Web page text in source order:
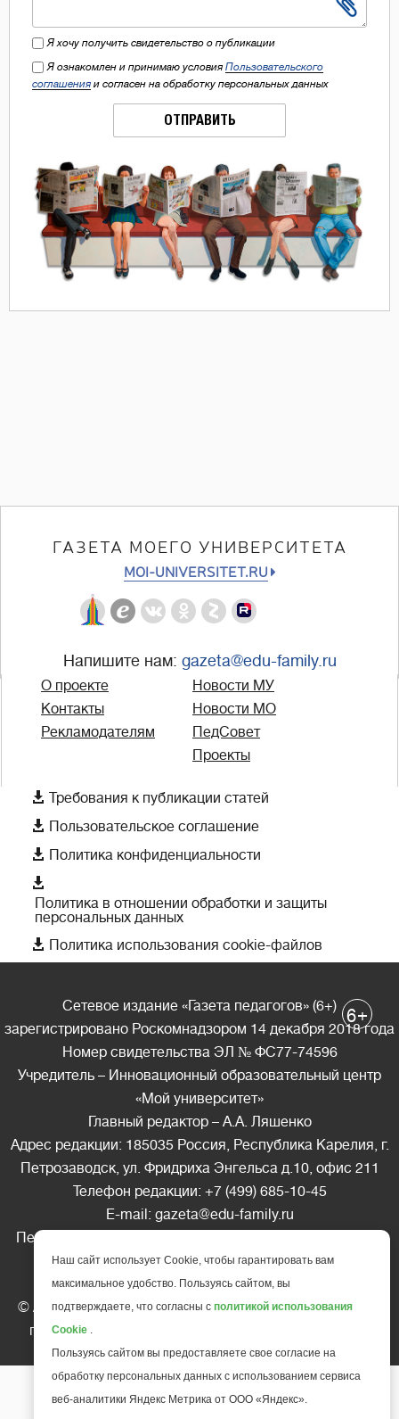
Я хочу получить свидетельство о публикации
Я ознакомлен и принимаю условия Пользовательского
соглашения и согласен на обработку персональных данных
ОТПРАВИТЬ
ГАЗЕТА МОЕГО УНИВЕРСИТЕТА
MOI-UNIVERSITET.RU
Напишите нам: gazeta@edu-family.ru
О проекте
Контакты
Рекламодателям
Новости МУ
Новости МО
ПедСовет
Проекты
 Требования к публикации статей
 Пользовательское соглашение
 Политика конфиденциальности

Политика в отношении обработки и защиты
персональных данных
 Политика использования cookie-файлов
Сетевое издание «Газета педагогов» (6+)
зарегистрировано Роскомнадзором 14 декабря 2018 года
Номер свидетельства ЭЛ № ФС77-74596
Учредитель – Инновационный образовательный центр
«Мой университет»
Главный редактор – А.А. Ляшенко
Адрес редакции: 185035 Россия, Республика Карелия, г.
Петрозаводск, ул. Фридриха Энгельса д.10, офис 211
Телефон редакции: +7 (499) 685-10-45
E-mail: gazeta@edu-family.ru
Перепечатка материалов газеты допускается только c
письменного разрешения редакции
Ссылка на «Газету педагогов» обязательна.
© АНО ДПО "Инновационный образовательный центр
повышения квалификации и переподготовки "
университет", 2025
6+
Наш сайт использует Cookie, чтобы гарантировать вам
максимальное удобство. Пользуясь сайтом, вы
подтверждаете, что согласны с политикой использования
Cookie .
Пользуясь сайтом вы предоставляете свое согласие на
обработку персональных данных с использованием сервиса
веб-аналитики Яндекс Метрика от ООО «Яндекс».